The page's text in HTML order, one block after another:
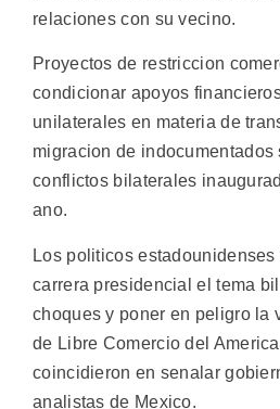
relaciones con su vecino.
Proyectos de restriccion
condicionar apoyos
unilaterales en materia de
migracion de indocumentados
conflictos bilaterales
ano.
Los politicos
carrera presidencial el tema
choques y poner en peligro la
de Libre Comercio del
coincidieron en senalar
analistas de Mexico.